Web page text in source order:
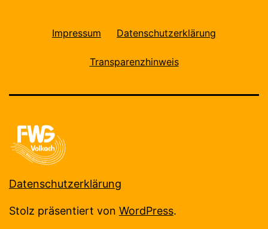
Impressum Datenschutzerklärung
Transparenzhinweis
Datenschutzerklärung
Stolz präsentiert von WordPress.